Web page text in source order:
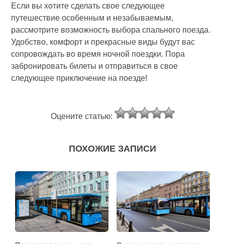
Если вы хотите сделать свое следующее
путешествие особенным и незабываемым,
рассмотрите возможность выбора спального поезда.
Удобство, комфорт и прекрасные виды будут вас
сопровождать во время ночной поездки. Пора
забронировать билеты и отправиться в свое
следующее приключение на поезде!
Оцените статью:
ПОХОЖИЕ ЗАПИСИ